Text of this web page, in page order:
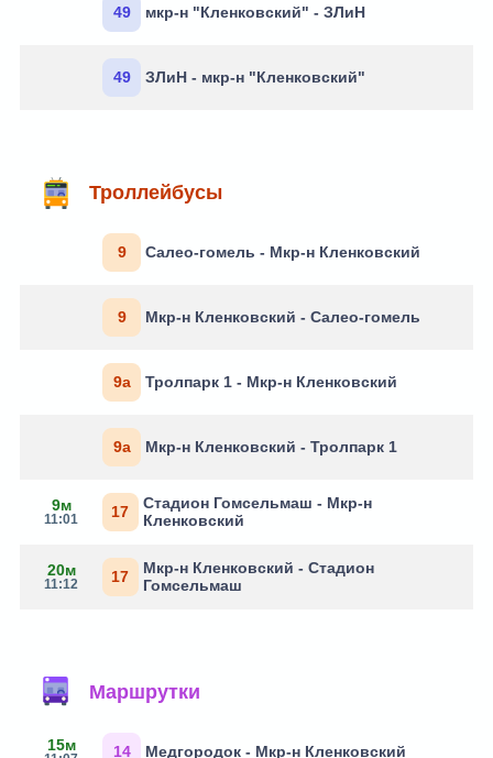
49 мкр-н "Кленковский" - ЗЛиН
49 ЗЛиН - мкр-н "Кленковский"
Троллейбусы
9 Салео-гомель - Мкр-н Кленковский
9 Мкр-н Кленковский - Салео-гомель
9а Тролпарк 1 - Мкр-н Кленковский
9а Мкр-н Кленковский - Тролпарк 1
9м
11:01 17
Стадион Гомсельмаш - Мкр-н
Кленковский
20м
11:12 17
Мкр-н Кленковский - Стадион
Гомсельмаш
Маршрутки
15м 14 Медгородок - Мкр-н Кленковский